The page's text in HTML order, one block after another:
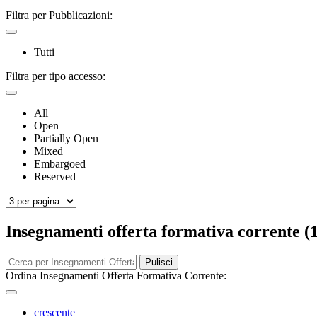
Filtra per Pubblicazioni:
Tutti
Filtra per tipo accesso:
All
Open
Partially Open
Mixed
Embargoed
Reserved
Insegnamenti offerta formativa corrente
Pulisci
Ordina Insegnamenti Offerta Formativa Corrente:
crescente